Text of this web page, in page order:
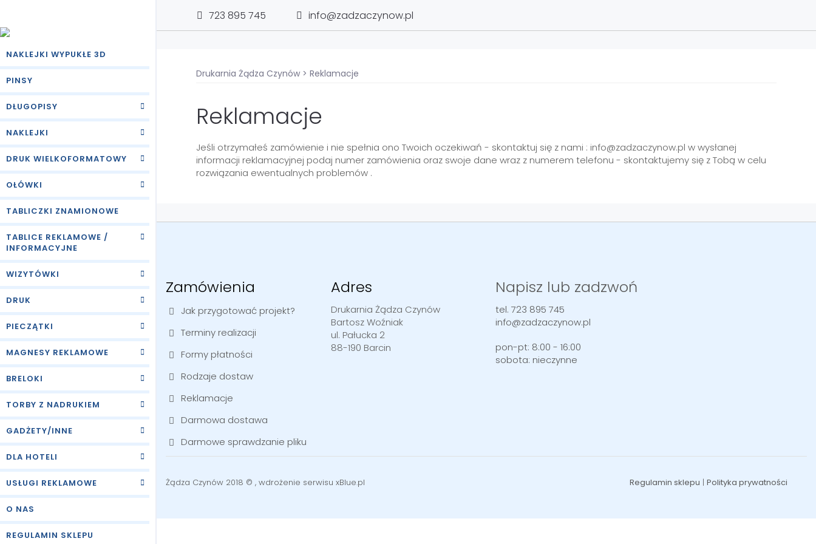
NAKLEJKI WYPUKŁE 3D
PINSY
DŁUGOPISY
NAKLEJKI
DRUK WIELKOFORMATOWY
OŁÓWKI
TABLICZKI ZNAMIONOWE
TABLICE REKLAMOWE /
INFORMACYJNE
WIZYTÓWKI
DRUK
PIECZĄTKI
MAGNESY REKLAMOWE
BRELOKI
TORBY Z NADRUKIEM
GADŻETY/INNE
DLA HOTELI
USŁUGI REKLAMOWE
O NAS
REGULAMIN SKLEPU
723 895 745 info@zadzaczynow.pl
Drukarnia Żądza Czynów > Reklamacje
Reklamacje
Jeśli otrzymałeś zamówienie i nie spełnia ono Twoich oczekiwań - skontaktuj się z nami : info@zadzaczynow.pl w wysłanej
informacji reklamacyjnej podaj numer zamówienia oraz swoje dane wraz z numerem telefonu - skontaktujemy się z Tobą w celu
rozwiązania ewentualnych problemów .
Zamówienia
Jak przygotować projekt?
Terminy realizacji
Formy płatności
Rodzaje dostaw
Reklamacje
Darmowa dostawa
Darmowe sprawdzanie pliku
Adres
Drukarnia Żądza Czynów
Bartosz Woźniak
ul. Pałucka 2
88-190 Barcin
Napisz lub zadzwoń
tel. 723 895 745
info@zadzaczynow.pl
pon-pt: 8:00 - 16:00
sobota: nieczynne
Żądza Czynów 2018 © , wdrożenie serwisu xBlue.pl Regulamin sklepu | Polityka prywatności